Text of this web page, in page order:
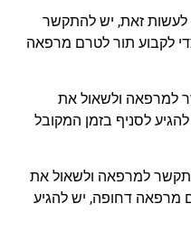
לעשות זאת, יש להתקשר
לקבוע תור לטרם מרפאה
למרפאה ולשאול את
לסניף בזמן המקובל
למרפאה ולשאול את
מרפאה דחופה, יש להגיע